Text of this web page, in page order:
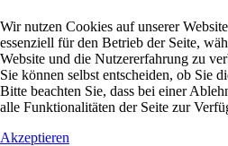
Wir nutzen Cookies auf unserer
essenziell für den Betrieb der Seite,
Website und die Nutzererfahrung zu
Sie können selbst entscheiden, ob Sie
Bitte beachten Sie, dass bei einer
alle Funktionalitäten der Seite zur
Akzeptieren